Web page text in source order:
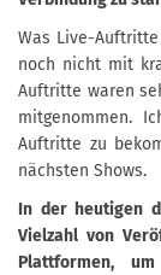
Was Live-
noch nicht mit
Auftritte waren
mitgenommen.
Auftritte zu
nächsten Shows.
In der heutigen
Vielzahl von
Plattformen,